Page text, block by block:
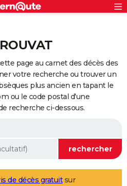
page au carnet des décès des
votre recherche ou trouver un
plus ancien en tapant le
ou le code postal d'une
recherche ci-dessous.
de décès gratuitsur